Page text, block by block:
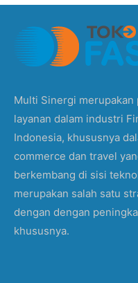
Multi Sinergi merupakan
layanan dalam industri
Indonesia, khususnya
commerce dan travel
berkembang di sisi
merupakan salah satu
dengan dengan
khususnya.